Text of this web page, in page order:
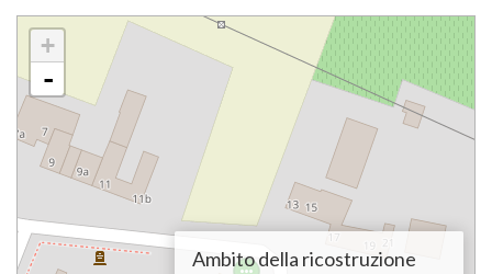
+
-
Ambito della ricostruzione